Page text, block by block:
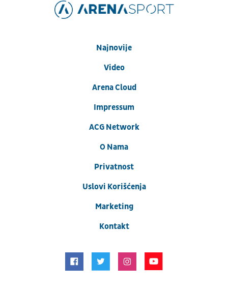
Najnovije
Video
Arena Cloud
Impressum
ACG Network
O Nama
Privatnost
Uslovi Korišćenja
Marketing
Kontakt